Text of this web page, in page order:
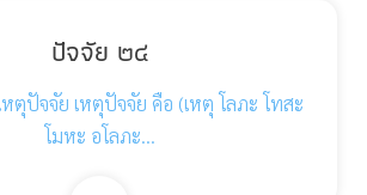
ปัจจัย ๒๔
ตุปัจจัย เหตุปัจจัย คือ (เหตุ โลภะ โทสะ
โมหะ อโลภะ…